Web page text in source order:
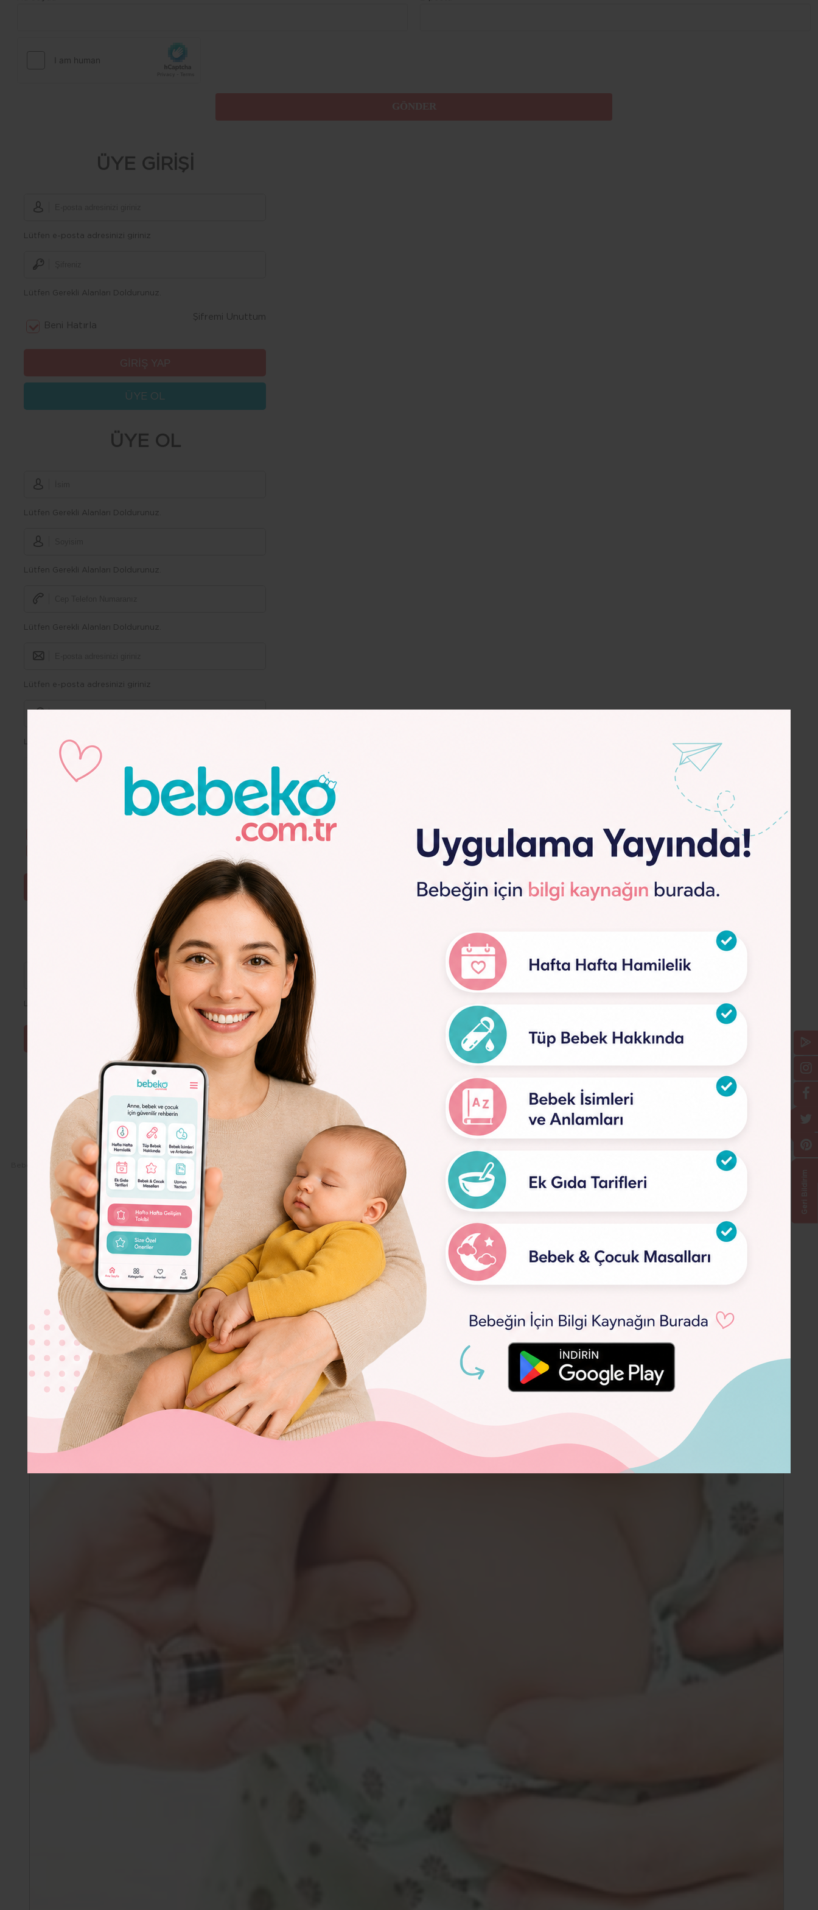
ÜYE GİRİŞİ
Lütfen e-posta adresinizi giriniz
Lütfen Gerekli Alanları Doldurunuz.
Beni Hatırla
Şifremi Unuttum
ÜYE OL
ÜYE OL
Lütfen Gerekli Alanları Doldurunuz.
Lütfen Gerekli Alanları Doldurunuz.
Lütfen Gerekli Alanları Doldurunuz.
Lütfen e-posta adresinizi giriniz
Lütfen Gerekli Alanları Doldurunuz.
okudum. Onaylıyorum.
ŞİFRE SIFIRLA
Lütfen e-posta adresinizi giriniz
Bebek Bebeklerde Aşı ve Aşı Takvimi Bebeklerde Menenjit Nedenleri, Belirtileri Ve Tedavisi